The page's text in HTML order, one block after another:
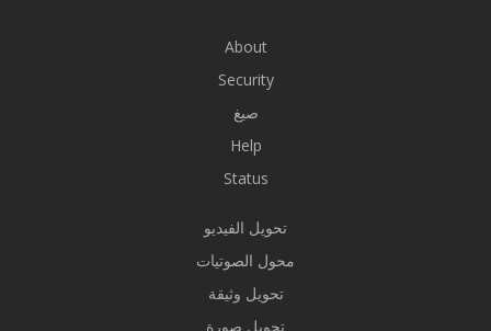
About
Security
صيغ
Help
Status
تحويل الفيديو
محول الصوتيات
تحويل وثيقة
تحويل صورة